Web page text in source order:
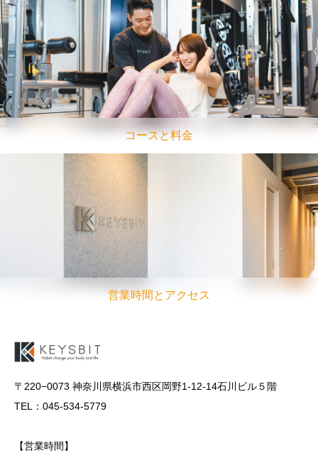
コースと料金
営業時間とアクセス
〒220−0073 神奈川県横浜市西区岡野1-12-14石川ビル５階
TEL：045-534-5779
【営業時間】